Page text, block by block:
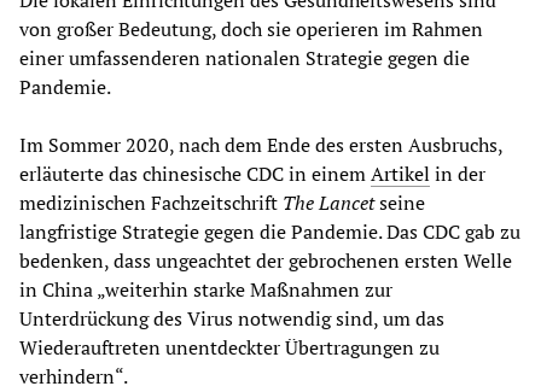
von großer Bedeutung, doch sie operieren im Rahmen
einer umfassenderen nationalen Strategie gegen die
Pandemie.
Im Sommer 2020, nach dem Ende des ersten Ausbruchs,
erläuterte das chinesische CDC in einemArtikel in der
medizinischen Fachzeitschrift The Lancetseine
langfristige Strategie gegen die Pandemie. Das CDC gab zu
bedenken, dass ungeachtet der gebrochenen ersten Welle
in China „weiterhin starke Maßnahmen zur
Unterdrückung des Virus notwendig sind, um das
Wiederauftreten unentdeckter Übertragungen zu
verhindern“.